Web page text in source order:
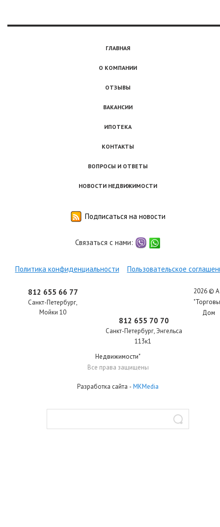
ГЛАВНАЯ
О КОМПАНИИ
ОТЗЫВЫ
ВАКАНСИИ
ИПОТЕКА
КОНТАКТЫ
ВОПРОСЫ И ОТВЕТЫ
НОВОСТИ НЕДВИЖИМОСТИ
Подписаться на новости
Связаться с нами:
viber
whatsapp
Политика конфиденциальности Пользовательское
812 655 66 77
Санкт-Петербург,
Мойки 10
812 655 70 70
Санкт-Петербург, Энгельса
113к1
2026 ©
Дом
Недвижимости"
Все права защищены
Разработка сайта - MKMedia